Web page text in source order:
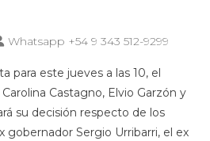
Whatsapp +54 9 343 512-9299
para este jueves a las 10, el
Castagno, Elvio Garzón y
su decisión respecto de los
gobernador Sergio Urribarri, el ex